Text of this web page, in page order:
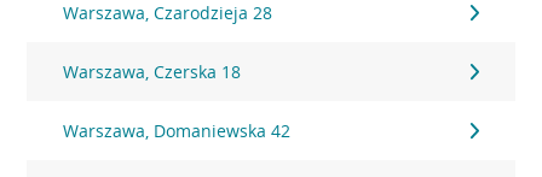
Warszawa, Czarodzieja 28
Warszawa, Czerska 18
Warszawa, Domaniewska 42